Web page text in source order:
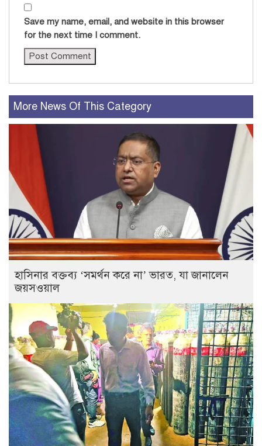
Save my name, email, and website in this browser
for the next time I comment.
More News Of This Category
হাসিনার বক্তব্য ‘সমর্থন করে না’ ভারত, যা জানালেন
জয়সওয়াল